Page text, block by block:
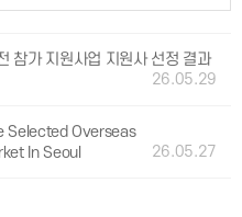
참가 지원사업 지원사 선정 결과
26.05.29
Selected Overseas
In Seoul
26.05.27